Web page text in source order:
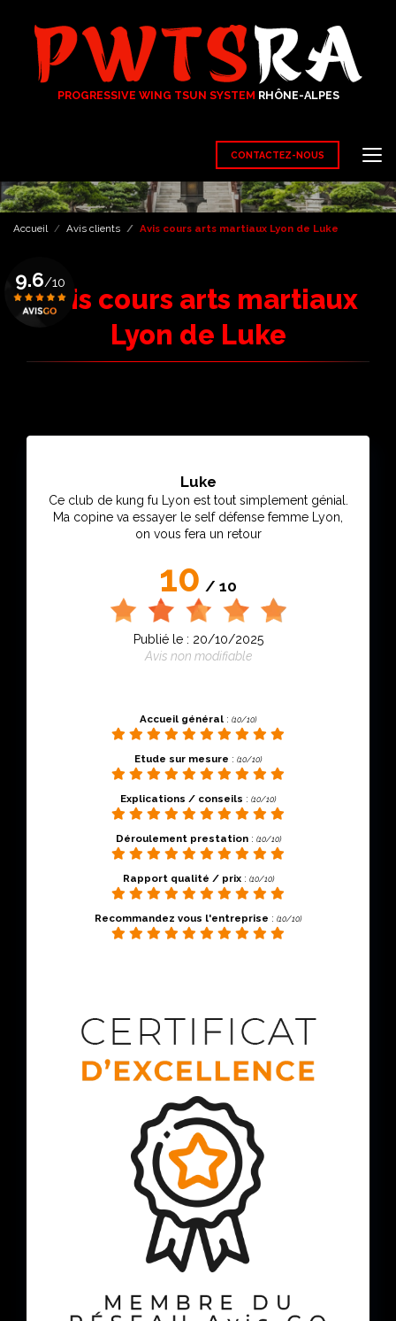
contenu
principal
PROGRESSIVE WING TSUN SYSTEM RHÔNE-ALPES
CONTACTEZ-NOUS
9.6/10
Accueil Avis clients Avis cours arts martiaux Lyon de Luke
Avis cours arts martiaux
Lyon de Luke
Luke
Ce club de kung fu Lyon est tout simplement génial.
Ma copine va essayer le self défense femme Lyon,
on vous fera un retour
10 / 10
Publié le : 20/10/2025
Avis non modifiable
Accueil général : (10/10)
Etude sur mesure : (10/10)
Explications / conseils : (10/10)
Déroulement prestation: (10/10)
Rapport qualité / prix: (10/10)
Recommandez vous l'entreprise : (10/10)